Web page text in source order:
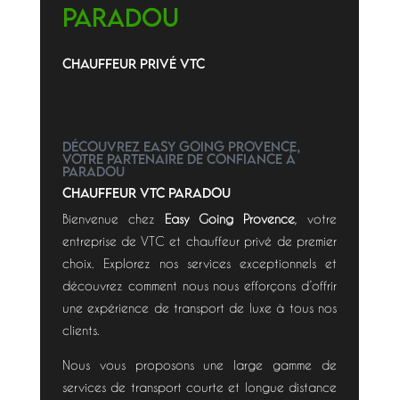
PARADOU
CHAUFFEUR PRIVé VTC
Découvrez Easy Going Provence,
votre partenaire de confiance à
PARADOU
CHAUFFEUR VTC PARADOU
Bienvenue chez Easy Going Provence , votre
entreprise de VTC et chauffeur privé de premier
choix. Explorez nos services exceptionnels et
découvrez comment nous nous efforçons d’offrir
une expérience de transport de luxe à tous nos
clients.
Nous vous proposons une large gamme de
services de transport courte et longue distance